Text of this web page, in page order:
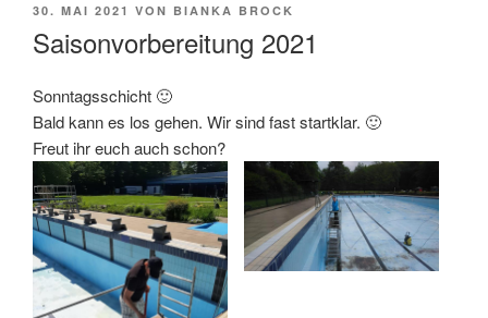
VERÖFFENTLICHT
30. MAI 2021 VON BIANKA BROCK
Saisonvorbereitung 2021
Sonntagsschicht 🙂
Bald kann es los gehen. Wir sind fast startklar. 🙂
Freut ihr euch auch schon?